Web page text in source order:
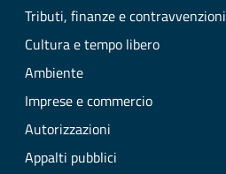
Tributi, finanze e contravvenzioni
Cultura e tempo libero
Ambiente
Imprese e commercio
Autorizzazioni
Appalti pubblici